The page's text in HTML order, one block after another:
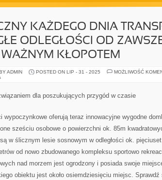
KAŻDEGO DNIA
ODLEGŁOŚCI OD
KŁOPOTEM
ADMIN POSTED ON LIP - 31 - 2025 MOŻLIWOŚĆ
dla poszukujących przygód w czasie
wypoczynkowe oferują teraz innowacyjne wygodne
sześciu osobowe o powierzchni ok. 85m
w ślicznym lesie sosnowym w odległości ok.
od nowo zbudowanego kompleksu sportowo
nad morzem jest ogrodzony i posiada swoje
obiektu jest około osiemdziesięciu miejsc. Sprawdź